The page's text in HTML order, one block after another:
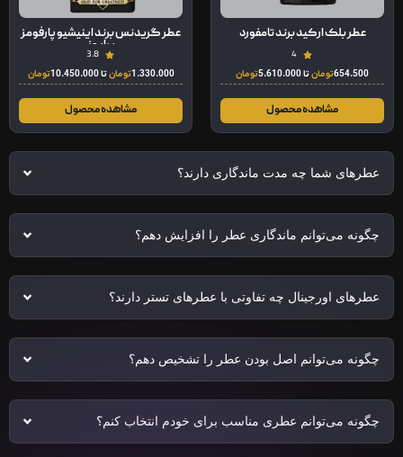
عطر بلک ارکید برند تامفورد
4
654.500تومانتا5.610.000تومان
مشاهده محصول
عطر گریدنس برند اینیشیو پارفومز
پرایوز
3.8
1.330.000تومانتا10.450.000تومان
مشاهده محصول
عطرهای شما چه مدت ماندگاری دارند؟
چگونه می‌توانم ماندگاری عطر را افزایش دهم؟
عطرهای اورجینال چه تفاوتی با عطرهای تستر دارند؟
چگونه می‌توانم اصل بودن عطر را تشخیص دهم؟
چگونه می‌توانم عطری مناسب برای خودم انتخاب کنم؟